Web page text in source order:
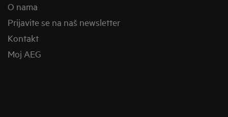
O nama
Prijavite se na naš newsletter
Kontakt
Moj AEG